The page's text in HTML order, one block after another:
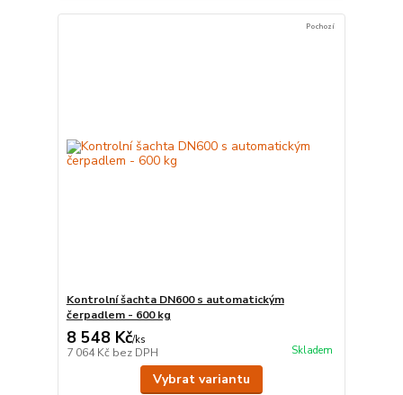
Pochozí
Kontrolní šachta DN600 s automatickým
čerpadlem - 600 kg
8 548 Kč/ks
7 064 Kč bez DPH Skladem
Vybrat variantu